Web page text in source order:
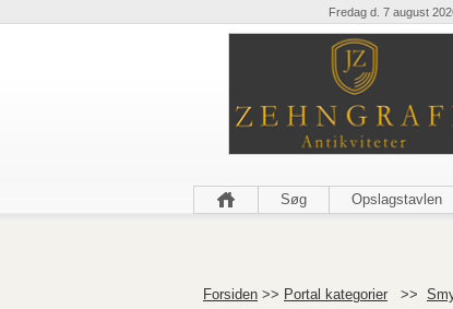
Fredag d. 7 august
Søg Opslagstavlen
Forsiden >> Portal kategorier >>